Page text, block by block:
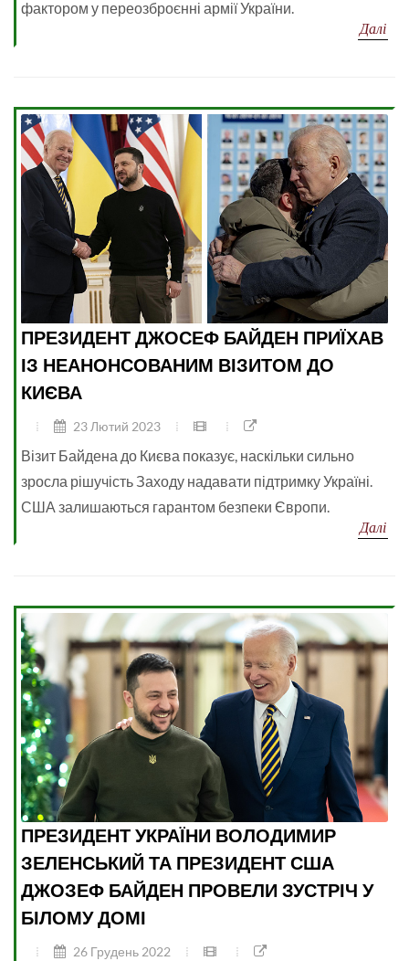
фактором у переозброєнні армії України.
Далі
ПРЕЗИДЕНТ ДЖОСЕФ БАЙДЕН ПРИЇХАВ
ІЗ НЕАНОНСОВАНИМ ВІЗИТОМ ДО
КИЄВА
23 Лютий 2023
Візит Байдена до Києва показує, наскільки сильно
зросла рішучість Заходу надавати підтримку Україні.
США залишаються гарантом безпеки Європи.
Далі
ПРЕЗИДЕНТ УКРАЇНИ ВОЛОДИМИР
ЗЕЛЕНСЬКИЙ ТА ПРЕЗИДЕНТ США
ДЖОЗЕФ БАЙДЕН ПРОВЕЛИ ЗУСТРІЧ У
БІЛОМУ ДОМІ
26 Грудень 2022